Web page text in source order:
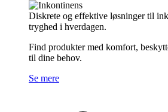
Diskrete og effektive løsninger til
tryghed i hverdagen.
Find produkter med komfort,
til dine behov.
Se mere